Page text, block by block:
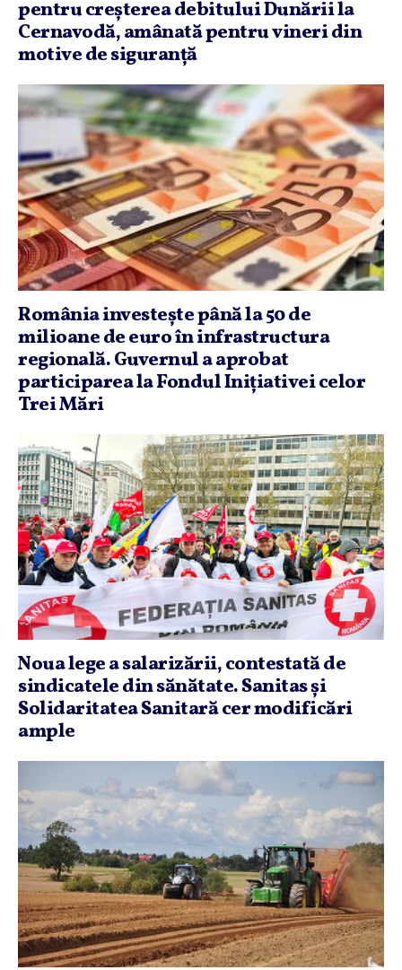
pentru creşterea debitului Dunării la
Cernavodă, amânată pentru vineri din
motive de siguranţă
România investeşte până la 50 de
milioane de euro în infrastructura
regională. Guvernul a aprobat
participarea la Fondul Iniţiativei celor
Trei Mări
Noua lege a salarizării, contestată de
sindicatele din sănătate. Sanitas şi
Solidaritatea Sanitară cer modificări
ample